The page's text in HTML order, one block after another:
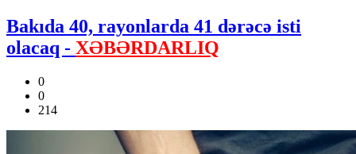
Bakıda 40, rayonlarda 41 dərəcə isti
olacaq - XƏBƏRDARLIQ
0
0
214